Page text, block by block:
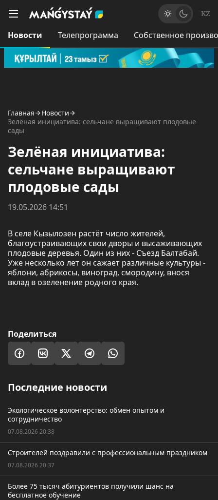
KZ
Новости Телепрограмма Собственное
Главная
Новости
Зелёная инициатива: сельчане выращивают плодовые
сады
Зелёная инициатива:
сельчане выращивают
плодовые сады
19.05.2026 14:51
В селе Кызылозен растёт число жителей,
благоустраивающих свои дворы и высаживающих
плодовые деревья. Один из них - Съезд Балтабай.
Уже несколько лет он сажает различные культуры -
яблони, абрикосы, виноград, смородину, внося
вклад в озеленение родного края.
Поделиться
Последние новости
Экологическое волонтерство: обмен опытом и
сотрудничество
07.08.2026 20:38
Строителей поздравили с профессиональным праздником
07.08.2026 20:37
Более 75 тысяч абитуриентов получили шанс на
бесплатное обучение